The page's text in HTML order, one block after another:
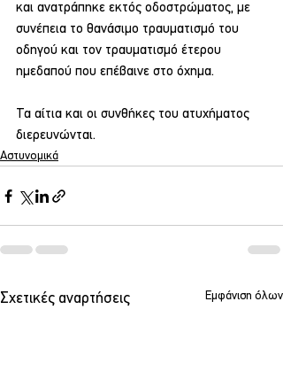
και ανατράπηκε εκτός οδοστρώματος, με
συνέπεια το θανάσιμο τραυματισμό του
οδηγού και τον τραυματισμό έτερου
ημεδαπού που επέβαινε στο όχημα.
Τα αίτια και οι συνθήκες του ατυχήματος
διερευνώνται.
Αστυνομικά
Σχετικές αναρτήσεις Εμφάνιση όλων